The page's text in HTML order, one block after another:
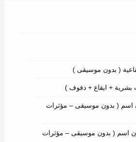
( بدون موسيقى )
بشرية + ايقاع + دفوف )
اسم ( بدون موسيقى – مؤثرات
اسم ( بدون موسيقى – مؤثرات